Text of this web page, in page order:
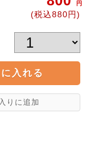
円
(税込880円)